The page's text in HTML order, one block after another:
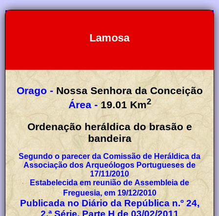
Lamosa
Orago - Nossa Senhora da Conceição
Área - 19.01 Km2
Ordenação heráldica do brasão e
bandeira
Segundo o parecer da Comissão de Heráldica da
Associação dos Arqueólogos Portugueses de
17/11/2010
Estabelecida em reunião de Assembleia de
Freguesia, em 19/12/2010
Publicada no Diário da República n.º 24,
2.ª Série, Parte H de 03/02/2011